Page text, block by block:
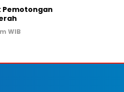
Pemotongan
WIB